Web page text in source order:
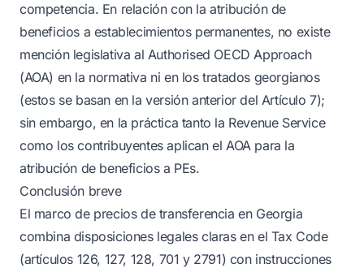
competencia. En relación con la atribución de
beneficios a establecimientos permanentes, no existe
mención legislativa al Authorised OECD Approach
(AOA) en la normativa ni en los tratados georgianos
(estos se basan en la versión anterior del Artículo 7);
sin embargo, en la práctica tanto la Revenue Service
como los contribuyentes aplican el AOA para la
atribución de beneficios a PEs.
Conclusión breve
El marco de precios de transferencia en Georgia
combina disposiciones legales claras en el Tax Code
(artículos 126, 127, 128, 701 y 2791) con instrucciones